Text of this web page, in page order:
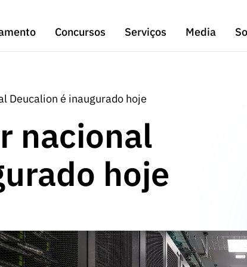
Concursos Serviços Media
Deucalion é inaugurado hoje
nacional
hoje